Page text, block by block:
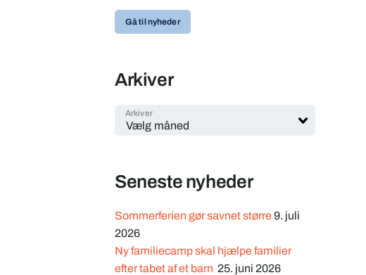
Gå til nyheder
Arkiver
Arkiver
Seneste nyheder
Sommerferien gør savnet større9. juli
2026
Ny familiecamp skal hjælpe familier
efter tabet af et barn 25. juni 2026